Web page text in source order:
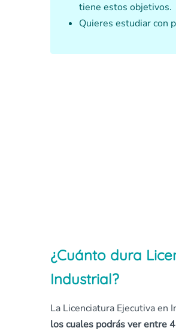
tiene estos objetivos.
Quieres estudiar con
¿Cuánto dura
Industrial?
La Licenciatura Ejecutiva
los cuales podrás ver entre